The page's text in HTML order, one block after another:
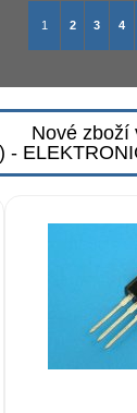
1 2 3 4
Nové zboží
-